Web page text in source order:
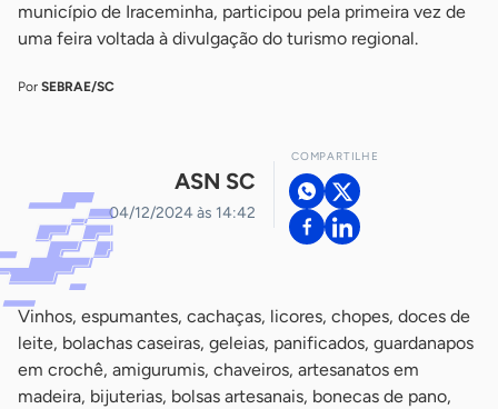
município de Iraceminha, participou pela primeira vez de
uma feira voltada à divulgação do turismo regional.
Por SEBRAE/SC
ASN SC
04/12/2024 às 14:42
COMPARTILHE
Vinhos, espumantes, cachaças, licores, chopes, doces de
leite, bolachas caseiras, geleias, panificados, guardanapos
em crochê, amigurumis, chaveiros, artesanatos em
madeira, bijuterias, bolsas artesanais, bonecas de pano,